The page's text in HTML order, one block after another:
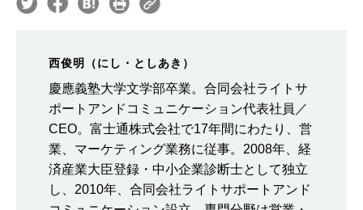
西俊明（にし・としあき）
慶應義塾大学文学部卒業。合同会社ライトサ
ポートアンドコミュニケーション代表社員／
CEO。富士通株式会社で17年間にわたり、営
業、マーケティング業務に従事。2008年、経
済産業大臣登録・中小企業診断士として独立
し、2010年、合同会社ライトサポートアンド